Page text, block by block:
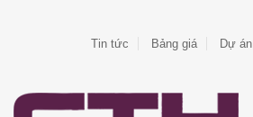
Tin tức Bảng giá Dự án